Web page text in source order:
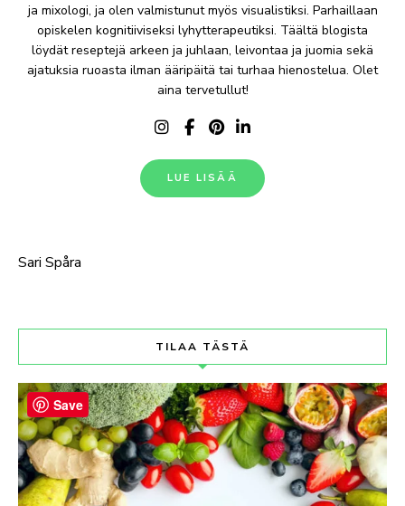
ja mixologi, ja olen valmistunut myös visualistiksi. Parhaillaan
opiskelen kognitiiviseksi lyhytterapeutiksi. Täältä blogista
löydät reseptejä arkeen ja juhlaan, leivontaa ja juomia sekä
ajatuksia ruoasta ilman ääripäitä tai turhaa hienostelua. Olet
aina tervetullut!
LUE LISÄÄ
Sari Spåra
TILAA TÄSTÄ
Save